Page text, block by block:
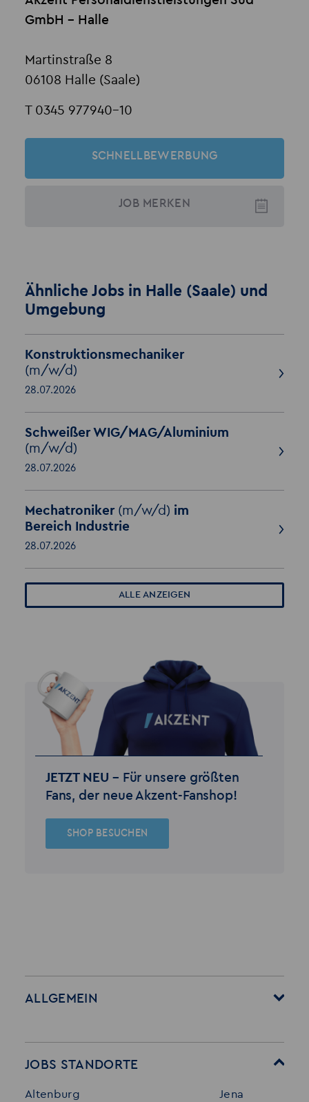
GmbH - Halle
Martinstraße 8
06108 Halle (Saale)
T 0345 977940-10
SCHNELLBEWERBUNG
JOB MERKEN
Ähnliche Jobs in Halle (Saale) und
Umgebung
Konstruktionsmechaniker
(m/w/d)
28.07.2026
Schweißer WIG/MAG/Aluminium
(m/w/d)
28.07.2026
Mechatroniker (m/w/d) im
Bereich Industrie
28.07.2026
ALLE ANZEIGEN
JETZT NEU – Für unsere größten
Fans, der neue Akzent-Fanshop!
SHOP BESUCHEN
ALLGEMEIN
Für Bewerber
Stellenangebote
Referenzen
JOBS STANDORTE
Altenburg
Jena